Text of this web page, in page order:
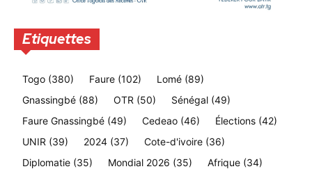
Etiquettes
Togo (380) Faure (102) Lomé (89)
Gnassingbé (88) OTR (50) Sénégal (49)
Faure Gnassingbé (49) Cedeao (46) Élections (42)
UNIR (39) 2024 (37) Cote-d'ivoire (36)
Diplomatie (35) Mondial 2026 (35) Afrique (34)